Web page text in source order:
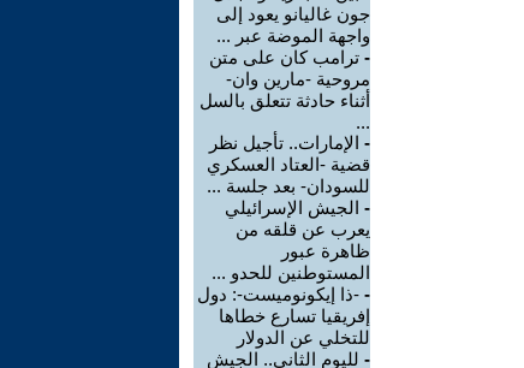
جون غاليانو يعود إلى
واجهة الموضة عبر ...
- ترامب كان على متن
مروحية -مارين وان-
أثناء حادثة تتعلق بالسل
...
- الإمارات.. تأجيل نظر
قضية -العتاد العسكري
للسودان- بعد جلسة ...
- الجيش الإسرائيلي
يعرب عن قلقه من
ظاهرة عبور
المستوطنين للحدو ...
- -ذا إيكونوميست-: دول
إفريقيا تسارع خطاها
للتخلي عن الدولار
- لليوم الثاني.. الجيش